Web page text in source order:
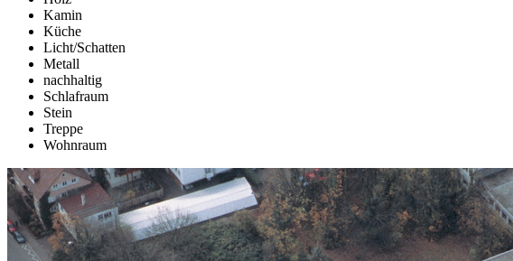
Kamin
Küche
Licht/Schatten
Metall
nachhaltig
Schlafraum
Stein
Treppe
Wohnraum